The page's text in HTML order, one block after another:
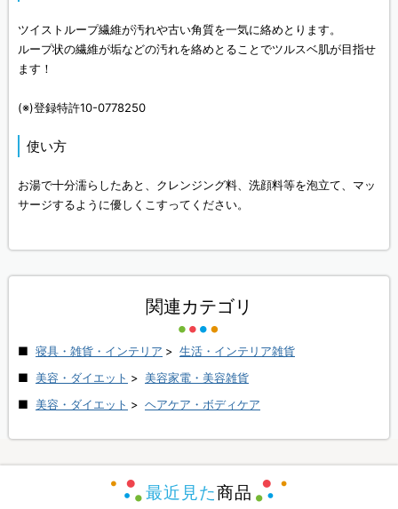
ツイストループ繊維が汚れや古い角質を一気に絡めとります。
ループ状の繊維が垢などの汚れを絡めとることでツルスベ肌が目指せ
ます！
(※)登録特許10-0778250
使い方
お湯で十分濡らしたあと、クレンジング料、洗顔料等を泡立て、マッ
サージするように優しくこすってください。
関連カテゴリ
寝具・雑貨・インテリア > 生活・インテリア雑貨
美容・ダイエット > 美容家電・美容雑貨
美容・ダイエット > ヘアケア・ボディケア
最近見た商品